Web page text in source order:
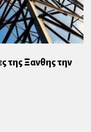
της Ξανθης την